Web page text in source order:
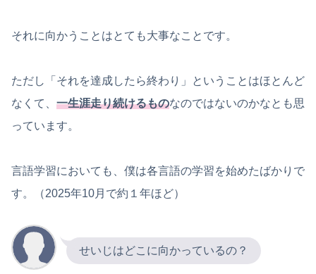
それに向かうことはとても大事なことです。
ただし「それを達成したら終わり」ということはほとんど
なくて、 一生涯走り続けるものなのではないのかなとも思
っています。
言語学習においても、僕は各言語の学習を始めたばかりで
す。（2025年10月で約１年ほど）
せいじはどこに向かっているの？